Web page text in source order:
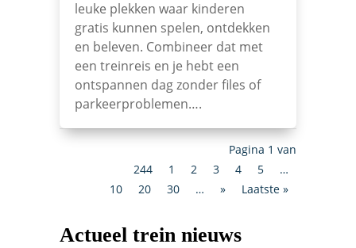
leuke plekken waar kinderen
gratis kunnen spelen, ontdekken
en beleven. Combineer dat met
een treinreis en je hebt een
ontspannen dag zonder files of
parkeerproblemen….
Pagina 1 van
244
1 2 3 4 5
…
10
20 30 … » Laatste »
Actueel trein nieuws